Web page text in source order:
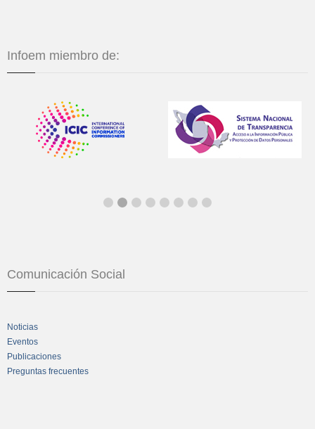
Infoem miembro de:
Comunicación Social
Noticias
Eventos
Publicaciones
Preguntas frecuentes